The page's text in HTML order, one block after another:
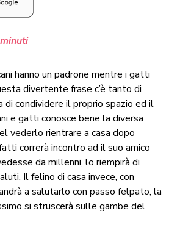
minuti
hanno un padrone mentre i gatti
divertente frase c’è tanto di
di condividere il proprio spazio ed il
e gatti conosce bene la diversa
vederlo rientrare a casa dopo
correrà incontro ad il suo amico
da millenni, lo riempirà di
Il felino di casa invece, con
a salutarlo con passo felpato, la
si struscerà sulle gambe del